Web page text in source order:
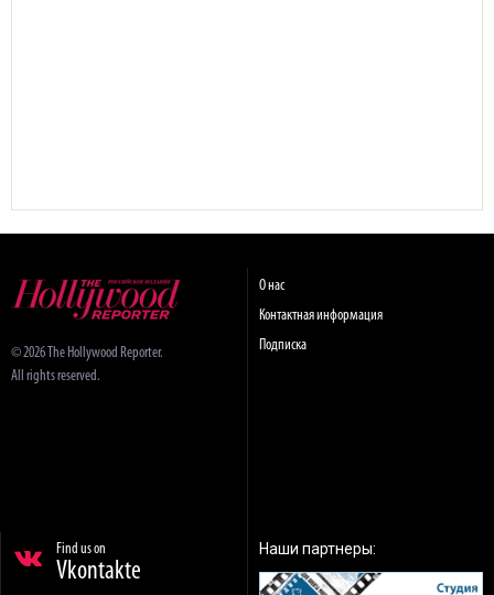
© 2026 The Hollywood Reporter.
All rights reserved.
О нас
Контактная информация
Подписка
Find us on
Vkontakte
Наши партнеры: